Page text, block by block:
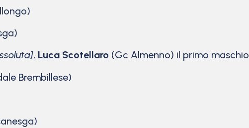
, Luca Scotellaro (Gc Almenno) il primo maschio
Brembillese)